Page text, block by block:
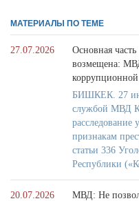
МАТЕРИАЛЫ ПО ТЕМЕ
27.07.2026
Основная
возмещена:
БИШКЕК. 27
службой МВД
расследование
признакам
статьи 336
Республики
20.07.2026
МВД: Не